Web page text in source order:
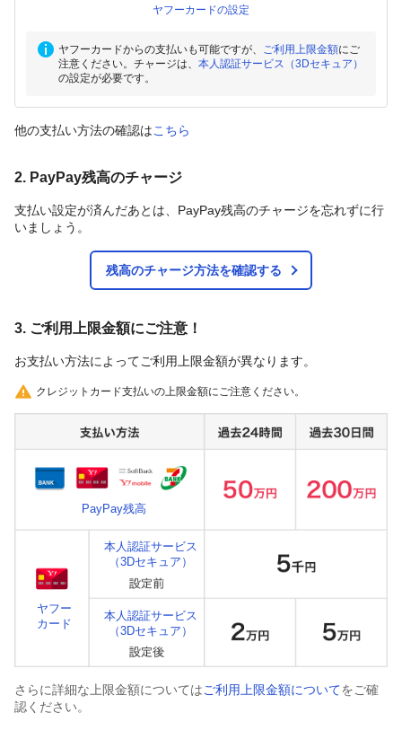
ヤフーカードの設定
ヤフーカードからの支払いも可能ですが、 ご利用上限金額にご
注意ください。チャージは、 本人認証サービス（3Dセキュア）
の設定が必要です。
他の支払い方法の確認はこちら
2. PayPay残高のチャージ
支払い設定が済んだあとは、PayPay残高のチャージを忘れずに行
いましょう。
残高のチャージ方法を確認する
3. ご利用上限金額にご注意！
お支払い方法によってご利用上限金額が異なります。
クレジットカード支払いの上限金額にご注意ください。
PayPay残高
ヤフー
カード
本人認証サービス
（3Dセキュア）
本人認証サービス
（3Dセキュア）
さらに詳細な上限金額についてはご利用上限金額についてをご確
認ください。